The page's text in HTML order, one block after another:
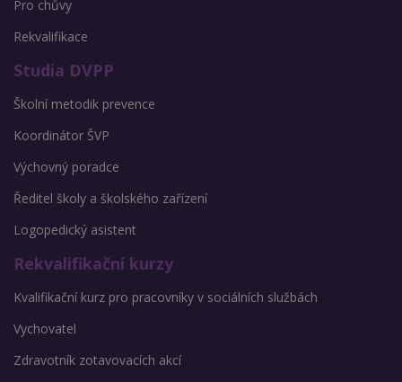
Pro chůvy
Rekvalifikace
Studia DVPP
Školní metodik prevence
Koordinátor ŠVP
Výchovný poradce
Ředitel školy a školského zařízení
Logopedický asistent
Rekvalifikační kurzy
Kvalifikační kurz pro pracovníky v sociálních službách
Vychovatel
Zdravotník zotavovacích akcí